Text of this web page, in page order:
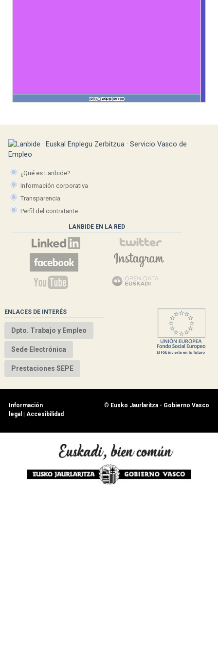
IV. FP-GRADO MEDIO
IV. FP-GRADO MEDIO
¿Qué es Lanbide?
Información corporativa
Transparencia
Perfil del contratante
LANBIDE EN LA RED
ENLACES DE INTERÉS
Dpto. Trabajo y Empleo
Sede Electrónica
Prestaciones SEPE
Información
legal | Accesibilidad
© Eusko Jaurlaritza - Gobierno Vasco